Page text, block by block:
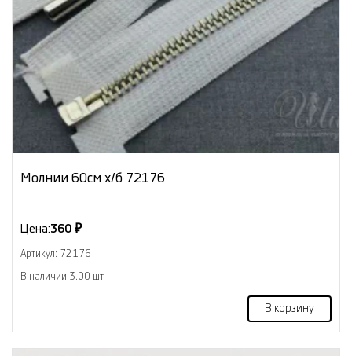
Молнии 60см х/б 72176
Цена:360 ₽
Артикул: 72176
В наличии 3.00 шт
В корзину